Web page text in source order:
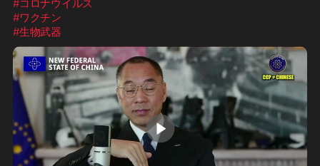
#コロナウイルス
#ワクチン
#生物武器